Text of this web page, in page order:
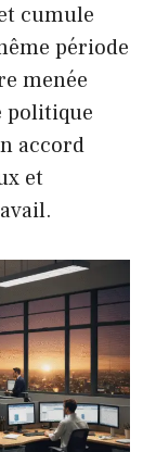
cumule
période
menée
politique
accord
et